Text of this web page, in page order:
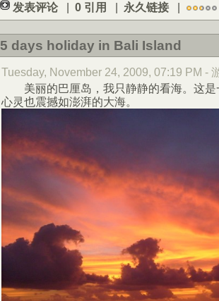
发表评论 | 0 引用 | 永久链接 |
5 days holiday in Bali Island
Tuesday, November 24, 2009, 07:19 PM -
美丽的巴厘岛，我只静静的看海。这是
心灵也震撼如澎湃的大海。